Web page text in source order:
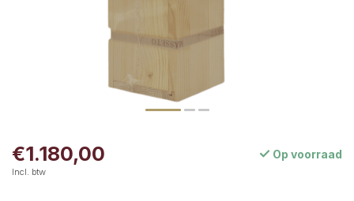
€1.180,00
Incl. btw
Op voorraad